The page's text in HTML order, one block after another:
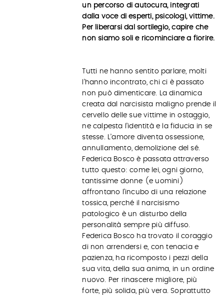
un percorso di autocura, integrati
dalla voce di esperti, psicologi, vittime.
Per liberarsi dal sortilegio, capire che
non siamo soli e ricominciare a fiorire.
Tutti ne hanno sentito parlare, molti
l’hanno incontrato, chi ci è passato
non può dimenticare. La dinamica
creata dal narcisista maligno prende il
cervello delle sue vittime in ostaggio,
ne calpesta l’identità e la fiducia in se
stesse. L’amore diventa ossessione,
annullamento, demolizione del sé.
Federica Bosco è passata attraverso
tutto questo: come lei, ogni giorno,
tantissime donne (e uomini)
affrontano l’incubo di una relazione
tossica, perché il narcisismo
patologico è un disturbo della
personalità sempre più diffuso.
Federica Bosco ha trovato il coraggio
di non arrendersi e, con tenacia e
pazienza, ha ricomposto i pezzi della
sua vita, della sua anima, in un ordine
nuovo. Per rinascere migliore, più
forte, più solida, più vera. Soprattutto